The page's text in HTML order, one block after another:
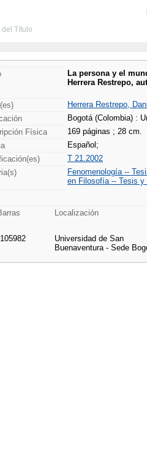
del Título
La persona y el
Herrera Restrepo,
Herrera Restrepo,
Bogotá (Colombia) :
Física
169 páginas ; 28 cm.
Español;
T 21.2002
Fenomenología --
en Filosofía -- Tesis
Localización
Universidad de San
Buenaventura - Sede